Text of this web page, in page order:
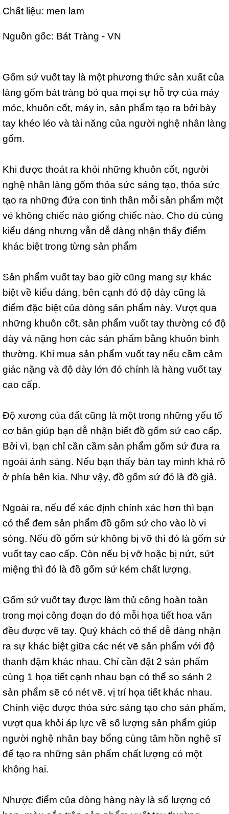
Chất liệu: men lam
Nguồn gốc: Bát Tràng - VN
Gốm sứ vuốt tay là một phương thức sản xuất của
làng gốm bát tràng bỏ qua mọi sự hỗ trợ của máy
móc, khuôn cốt, máy in, sản phẩm tạo ra bởi bày
tay khéo léo và tài năng của người nghệ nhân làng
gốm.
Khi được thoát ra khỏi những khuôn cốt, người
nghệ nhân làng gốm thỏa sức sáng tạo, thỏa sức
tạo ra những đứa con tinh thần mỗi sản phẩm một
vẻ không chiếc nào giống chiếc nào. Cho dù cùng
kiểu dáng nhưng vẫn dễ dàng nhận thấy điểm
khác biệt trong từng sản phẩm
Sản phẩm vuốt tay bao giờ cũng mang sự khác
biệt về kiểu dáng, bên cạnh đó độ dày cũng là
điểm đặc biệt của dòng sản phẩm này. Vượt qua
những khuôn cốt, sản phẩm vuốt tay thường có độ
dày và nặng hơn các sản phẩm bằng khuôn bình
thường. Khi mua sản phẩm vuốt tay nếu cầm cảm
giác nặng và độ dày lớn đó chính là hàng vuốt tay
cao cấp.
Độ xương của đất cũng là một trong những yếu tố
cơ bản giúp bạn dễ nhận biết đồ gốm sứ cao cấp.
Bởi vì, bạn chỉ cần cầm sản phẩm gốm sứ đưa ra
ngoài ánh sáng. Nếu bạn thấy bàn tay mình khá rõ
ở phía bên kia. Như vậy, đồ gốm sứ đó là đồ giả.
Ngoài ra, nếu để xác định chính xác hơn thì bạn
có thể đem sản phẩm đồ gốm sứ cho vào lò vi
sóng. Nếu đồ gốm sứ không bị vỡ thì đó là gốm sứ
vuốt tay cao cấp. Còn nếu bị vỡ hoặc bị nứt, sứt
miệng thì đó là đồ gốm sứ kém chất lượng.
Gốm sứ vuốt tay được làm thủ công hoàn toàn
trong mọi công đoạn do đó mỗi họa tiết hoa văn
đều được vẽ tay. Quý khách có thể dễ dàng nhận
ra sự khác biệt giữa các nét vẽ sản phẩm với độ
thanh đậm khác nhau. Chỉ cần đặt 2 sản phẩm
cùng 1 họa tiết cạnh nhau bạn có thể so sánh 2
sản phẩm sẽ có nét vẽ, vị trí họa tiết khác nhau.
Chính việc được thỏa sức sáng tạo cho sản phẩm,
vượt qua khỏi áp lực về số lượng sản phẩm giúp
người nghệ nhân bay bổng cùng tâm hồn nghệ sĩ
để tạo ra những sản phẩm chất lượng có một
không hai.
Nhược điểm của dòng hàng này là số lượng có